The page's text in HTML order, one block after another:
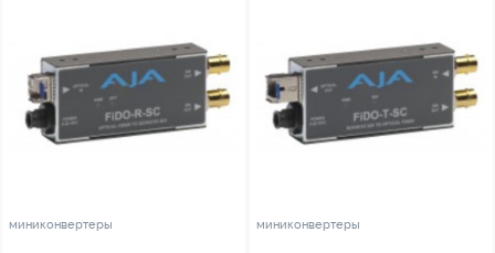
миниконвертеры миниконвертеры